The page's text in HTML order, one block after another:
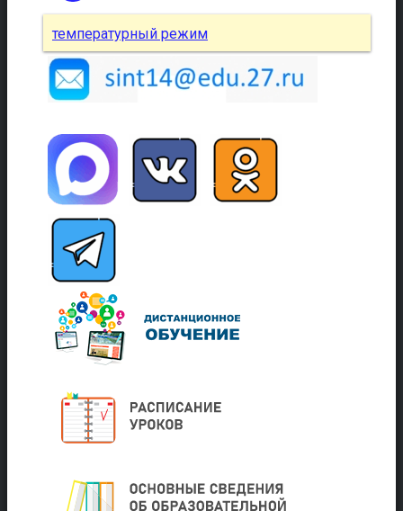
температурный режим